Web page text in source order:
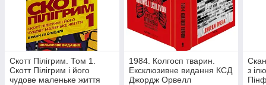
Скотт Пілігрим. Том 1.
Скотт Пілігрим і його
чудове маленьке життя
1984. Колгосп тварин.
Ексклюзивне видання КСД
Джордж Орвелл
з